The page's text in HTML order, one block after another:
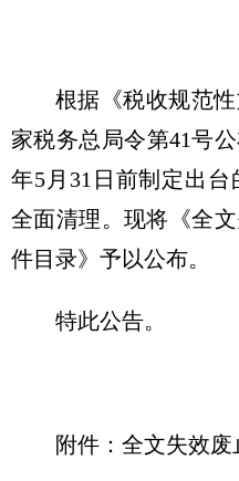
根据《税收规范
家税务总局令第41号
年5月31日前制定出
全面清理。现将《全
件目录》予以公布。
特此公告。
附件：全文失效